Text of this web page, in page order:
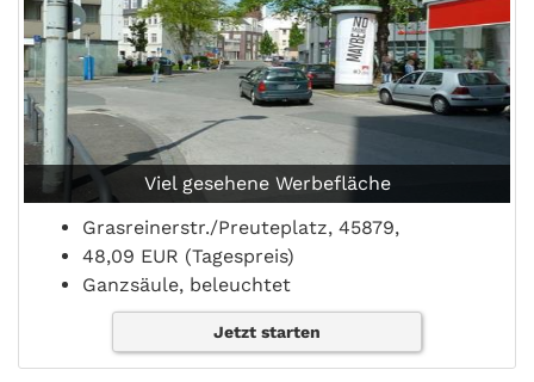
Viel gesehene Werbefläche
Grasreinerstr./Preuteplatz, 45879,
48,09 EUR (Tagespreis)
Ganzsäule, beleuchtet
Jetzt starten